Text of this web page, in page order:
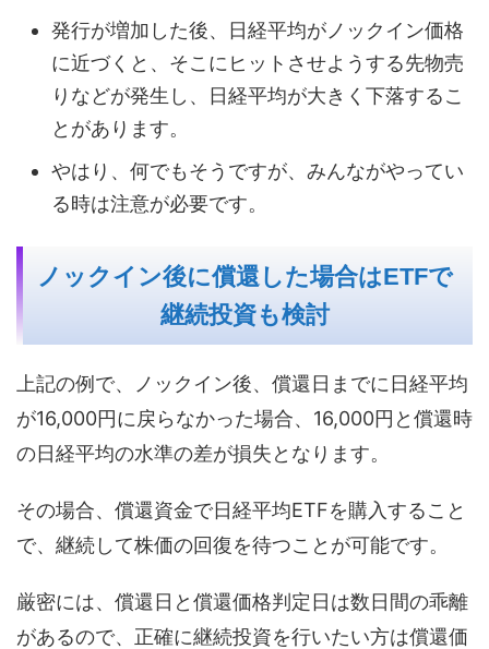
発行が増加した後、日経平均がノックイン価格
に近づくと、そこにヒットさせようする先物売
りなどが発生し、日経平均が大きく下落するこ
とがあります。
やはり、何でもそうですが、みんながやってい
る時は注意が必要です。
ノックイン後に償還した場合はETFで
継続投資も検討
上記の例で、ノックイン後、償還日までに日経平均
が16,000円に戻らなかった場合、16,000円と償還時
の日経平均の水準の差が損失となります。
その場合、償還資金で日経平均ETFを購入すること
で、継続して株価の回復を待つことが可能です。
厳密には、償還日と償還価格判定日は数日間の乖離
があるので、正確に継続投資を行いたい方は償還価